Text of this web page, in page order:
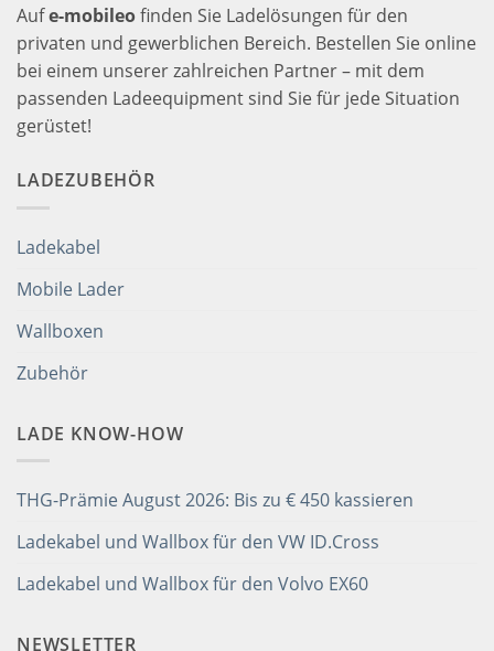
Aufe-mobileofinden Sie Ladelösungen für den
privaten und gewerblichen Bereich. Bestellen Sie online
bei einem unserer zahlreichen Partner – mit dem
passenden Ladeequipment sind Sie für jede Situation
gerüstet!
LADEZUBEHÖR
Ladekabel
Mobile Lader
Wallboxen
Zubehör
LADE KNOW-HOW
THG-Prämie August 2026: Bis zu € 450 kassieren
Ladekabel und Wallbox für den VW ID.Cross
Ladekabel und Wallbox für den Volvo EX60
NEWSLETTER